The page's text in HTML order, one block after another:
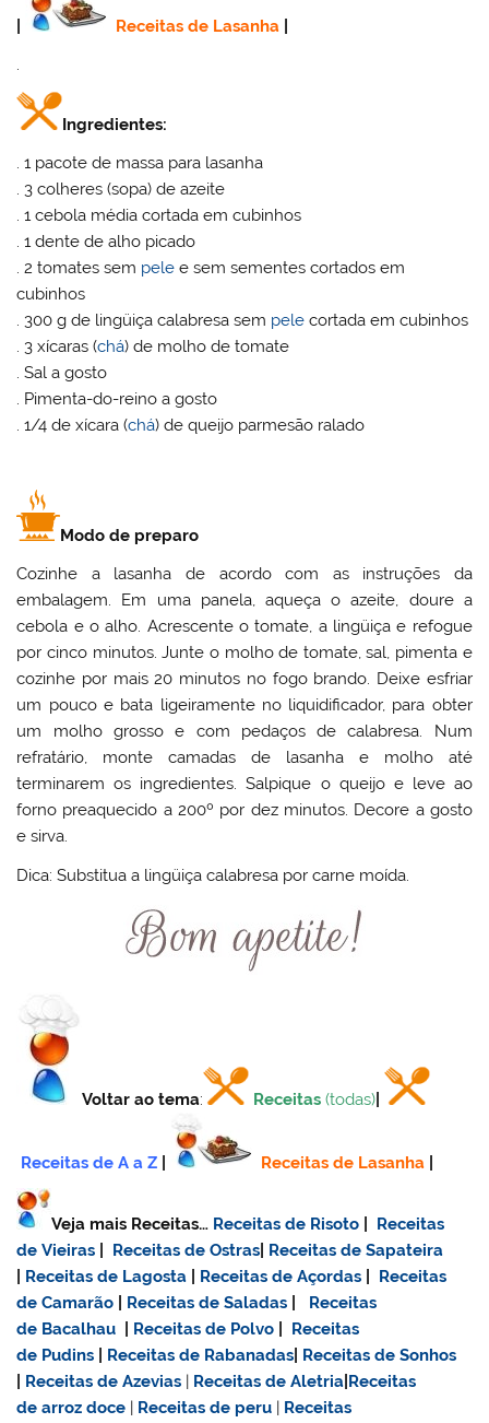
Receitas de Lasanha
.
Ingredientes:
. 1 pacote de massa para lasanha
. 3 colheres (sopa) de azeite
. 1 cebola média cortada em cubinhos
. 1 dente de alho picado
. 2 tomates sem pele e sem sementes cortados em
cubinhos
. 300 g de lingüiça calabresa sem pele cortada em cubinhos
. 3 xícaras (chá) de molho de tomate
. Sal a gosto
. Pimenta-do-reino a gosto
. 1/4 de xícara (chá) de queijo parmesão ralado
Modo de preparo
Cozinhe a lasanha de acordo com as instruções da
embalagem. Em uma panela, aqueça o azeite, doure a
cebola e o alho. Acrescente o tomate, a lingüiça e refogue
por cinco minutos. Junte o molho de tomate, sal, pimenta e
cozinhe por mais 20 minutos no fogo brando. Deixe esfriar
um pouco e bata ligeiramente no liquidificador, para obter
um molho grosso e com pedaços de calabresa. Num
refratário, monte camadas de lasanha e molho até
terminarem os ingredientes. Salpique o queijo e leve ao
forno preaquecido a 200º por dez minutos. Decore a gosto
e sirva.
Dica: Substitua a lingüiça calabresa por carne moída.
Voltar ao tema: Receitas (todas)
Receitas de A a Z Receitas de Lasanha
Veja mais Receitas… Receitas de Risoto
Receitas
de Vieiras
Receitas de Ostras
Receitas de Sapateira
Receitas de Lagosta Receitas de Açordas
Receitas
de Camarão
Receitas de Saladas
Receitas
de Bacalhau
Receitas de Polvo
Receitas
de Pudins
Receitas de Rabanadas
Receitas de Sonhos
Receitas de Azevias Receitas de Aletria Receitas
dearroz doce Receitas de peru
Receitas